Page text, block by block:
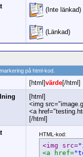
(Inte länkad)
(Länkad)
på html-kod.
[html]värde[/html]
[html]
<img
<a
[/html]
HTML-kod:
<img src=
<a href=